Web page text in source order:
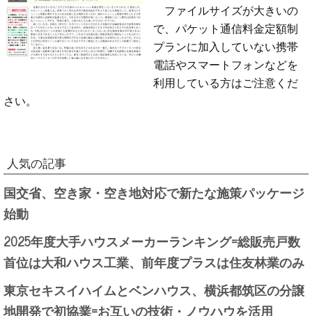
ファイルサイズが大きいの
で、パケット通信料金定額制
プランに加入していない携帯
電話やスマートフォンなどを
利用している方はご注意くだ
さい。
人気の記事
国交省、空き家・空き地対応で新たな施策パッケージ
始動
2025年度大手ハウスメーカーランキング=総販売戸数
首位は大和ハウス工業、前年度プラスは住友林業のみ
東京セキスイハイムとベンハウス、横浜都筑区の分譲
地開発で初協業=お互いの技術・ノウハウを活用